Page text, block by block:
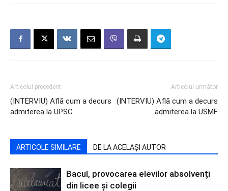
Articolul precedent
(INTERVIU) Află cum a decurs
admiterea la UPSC
Articolul următor
(INTERVIU) Află cum a decurs
admiterea la USMF
ARTICOLE SIMILARE DE LA ACELAȘI AUTOR
Bacul, provocarea elevilor absolvenți
din licee și colegii